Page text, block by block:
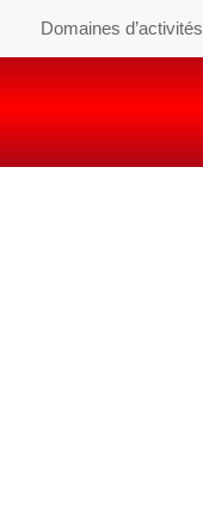
Domaines d’activités